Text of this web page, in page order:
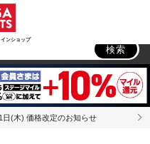
インショップ
検索
日(木) 価格改定のお知らせ